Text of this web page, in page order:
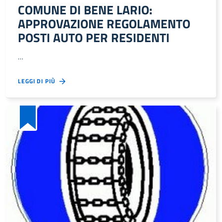
COMUNE DI BENE LARIO:
APPROVAZIONE REGOLAMENTO
POSTI AUTO PER RESIDENTI
…
LEGGI DI PIÙ